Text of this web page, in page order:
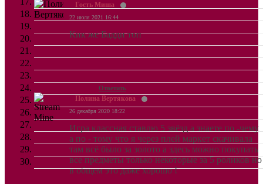
Гость Миша
22 июля 2021 16:44
Кик же Бадди топ
Ответить
Полина Вертякова
26 декабря 2020 18:22
Игра классная ставлю 5 звёзд а знаете по -чему
а по - тому что я через плей маркет скачивала
там всё было за золото а здесь можно покупать
все предметы только некоторые за 5 роликов но
в общем это даже хорошо !